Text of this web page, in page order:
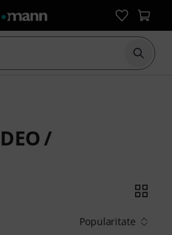
/
Popularitate